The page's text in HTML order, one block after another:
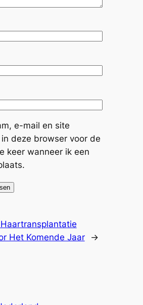
e-mail en site
deze browser voor de
keer wanneer ik een
Haartransplantatie
Het Komende Jaar
→